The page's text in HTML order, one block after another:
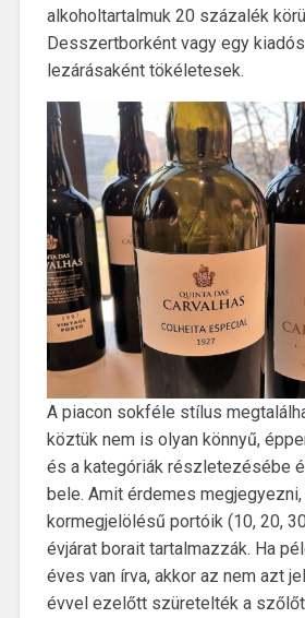
alkoholtartalmuk 20 százalék
Desszertborként vagy egy
lezárásaként tökéletesek.
A piacon sokféle stílus
köztük nem is olyan könnyű,
és a kategóriák részletezésébe
bele. Amit érdemes megjegyezni,
kormegjelölésű portóik (10, 20,
évjárat borait tartalmazzák. Ha
éves van írva, akkor az nem azt
évvel ezelőtt szüretelték a szőlőt